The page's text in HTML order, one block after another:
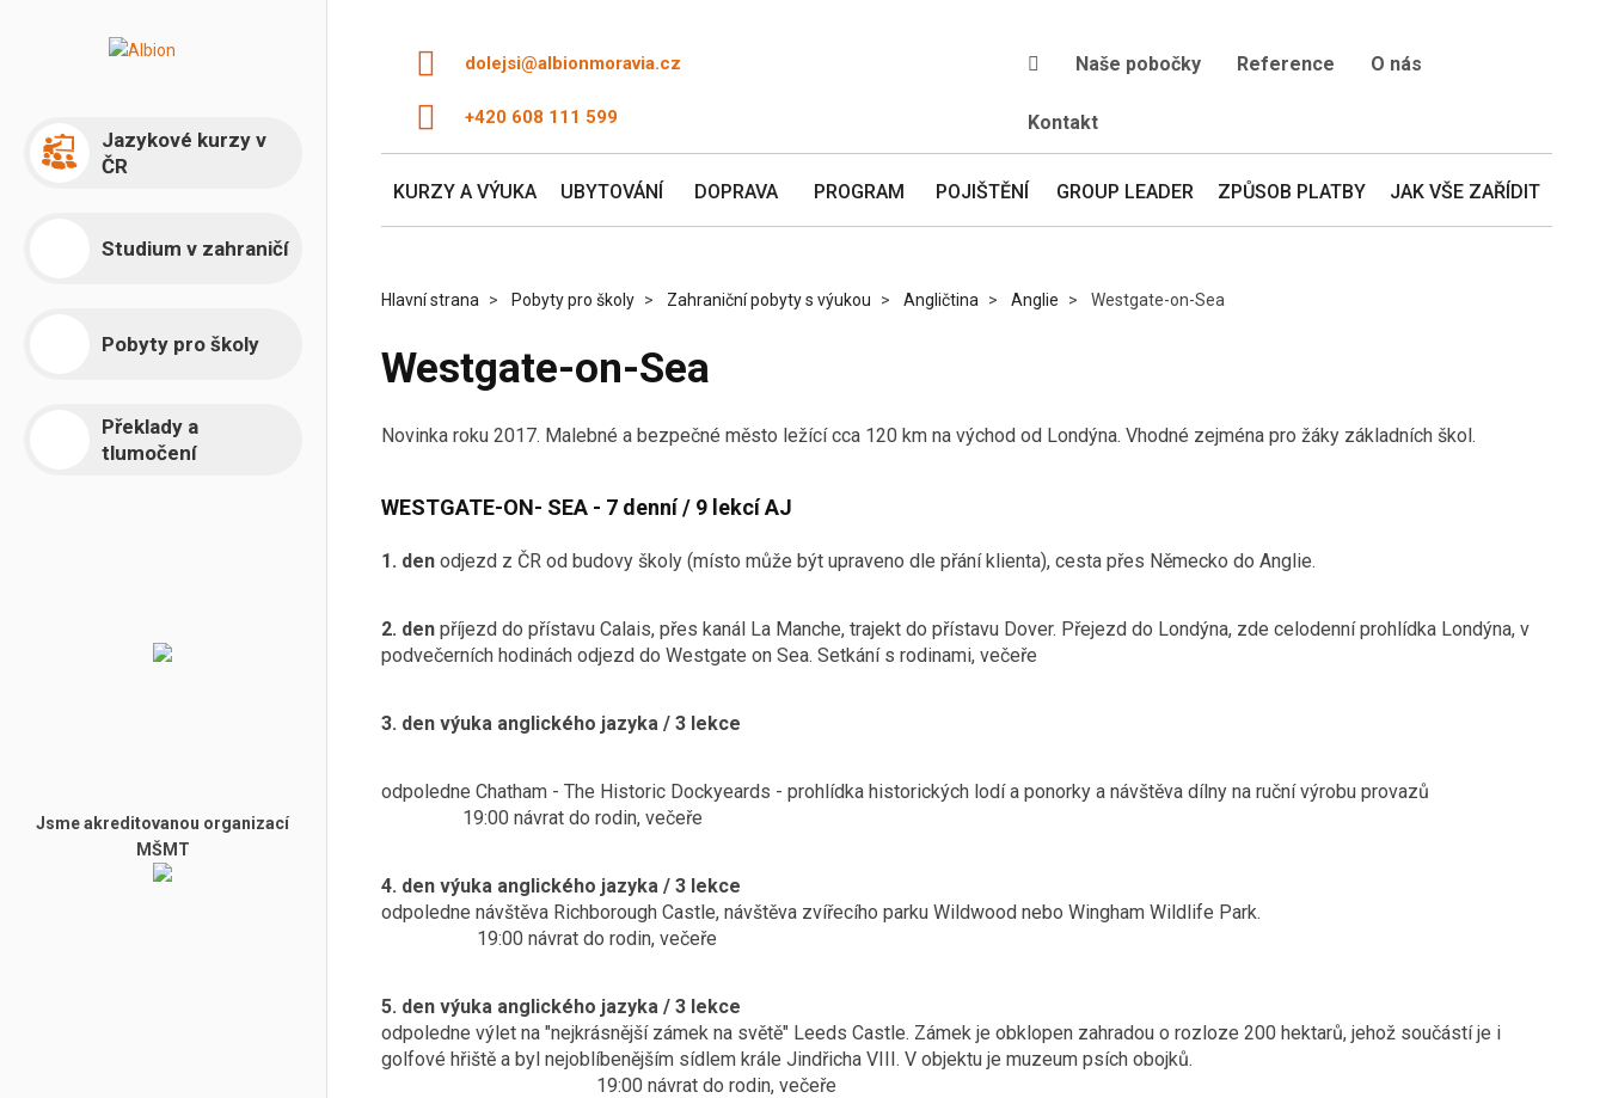
Jazykové kurzy v
ČR
Studium v zahraničí
Pobyty pro školy
Překlady a
tlumočení
Jsme akreditovanou organizací
MŠMT
dolejsi@albionmoravia.cz
+420 608 111 599
Naše pobočky Reference O nás
Kontakt
KURZY A VÝUKA UBYTOVÁNÍ DOPRAVA PROGRAM POJIŠTĚNÍ GROUP LEADER ZPŮSOB PLATBY JAK VŠE ZAŘÍDIT
Hlavní strana Pobyty pro školy Zahraniční pobyty s výukou Angličtina Anglie Westgate-on-Sea
Westgate-on-Sea
Novinka roku 2017. Malebné a bezpečné město ležící cca 120 km na východ od Londýna. Vhodné zejména pro žáky základních škol.
WESTGATE-ON- SEA - 7 denní / 9 lekcí AJ
1. denodjezd z ČR od budovy školy (místo může být upraveno dle přání klienta), cesta přes Německo do Anglie.
2. denpříjezd do přístavu Calais, přes kanál La Manche, trajekt do přístavu Dover. Přejezd do Londýna, zde celodenní prohlídka Londýna, v
podvečerních hodinách odjezd do Westgate on Sea. Setkání s rodinami, večeře
3. den výuka anglického jazyka / 3 lekce
odpoledne Chatham - The Historic Dockyeards - prohlídka historických lodí a ponorky a návštěva dílny na ruční výrobu provazů
19:00 návrat do rodin, večeře
4. den výuka anglického jazyka / 3 lekce
odpoledne návštěva Richborough Castle, návštěva zvířecího parku Wildwood nebo Wingham Wildlife Park.
19:00 návrat do rodin, večeře
5. den výuka anglického jazyka / 3 lekce
odpoledne výlet na "nejkrásnější zámek na světě" Leeds Castle. Zámek je obklopen zahradou o rozloze 200 hektarů, jehož součástí je i
golfové hřiště a byl nejoblíbenějším sídlem krále Jindřicha VIII. V objektu je muzeum psích obojků.
19:00 návrat do rodin, večeře